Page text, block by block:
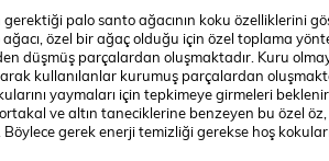
gerektiği palo santo ağacının koku özelliklerini
özel bir ağaç olduğu için özel toplama
düşmüş parçalardan oluşmaktadır. Kuru
kullanılanlar kurumuş parçalardan
yaymaları için tepkimeye girmeleri
ve altın taneciklerine benzeyen bu özel
Böylece gerek enerji temizliği gerekse hoş